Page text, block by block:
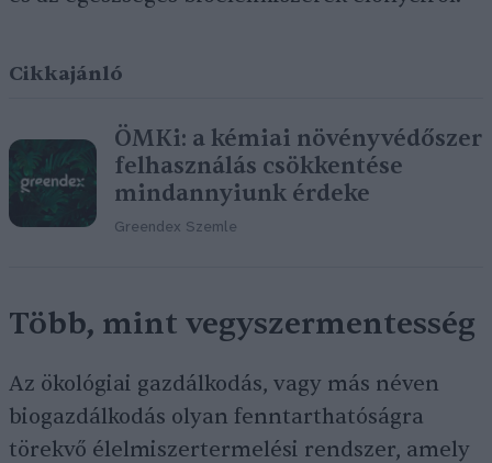
Cikkajánló
ÖMKi: a kémiai növényvédőszer
felhasználás csökkentése
mindannyiunk érdeke
Greendex Szemle
Több, mint vegyszermentesség
Az ökológiai gazdálkodás, vagy más néven
biogazdálkodás olyan fenntarthatóságra
törekvő élelmiszertermelési rendszer, amely